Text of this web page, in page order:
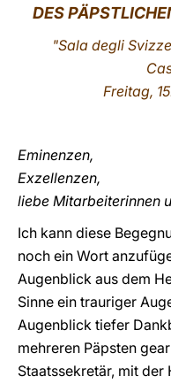
DES
"Sala degli
Freitag,
Eminenzen,
Exzellenzen,
liebe Mitarbeiterinnen
Ich kann diese
noch ein Wort
Augenblick aus dem
Sinne ein trauriger
Augenblick tiefer
mehreren Päpsten
Staatssekretär, mit